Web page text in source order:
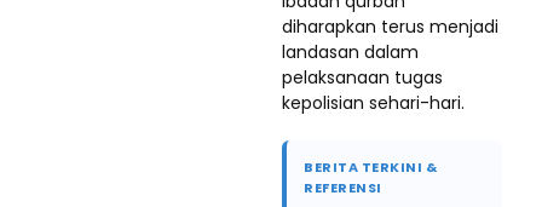
diharapkan terus menjadi
landasan dalam
pelaksanaan tugas
kepolisian sehari-hari.
BERITA TERKINI &
REFERENSI